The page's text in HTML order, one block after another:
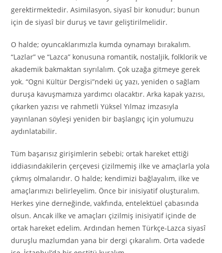
gerektirmektedir. Asimilasyon, siyasî bir konudur; bunun
için de siyasî bir duruş ve tavır geliştirilmelidir.
O halde; oyuncaklarımızla kumda oynamayı bırakalım.
“Lazlar” ve “Lazca” konusuna romantik, nostaljik, folklorik ve
akademik bakmaktan sıyrılalım. Çok uzağa gitmeye gerek
yok. “Ogni Kültür Dergisi”ndeki üç yazı, yeniden o sağlam
duruşa kavuşmamıza yardımcı olacaktır. Arka kapak yazısı,
çıkarken yazısı ve rahmetli Yüksel Yılmaz imzasıyla
yayınlanan söyleşi yeniden bir başlangıç için yolumuzu
aydınlatabilir.
Tüm başarısız girişimlerin sebebi; ortak hareket ettiği
iddiasındakilerin çerçevesi çizilmemiş ilke ve amaçlarla yola
çıkmış olmalarıdır. O halde; kendimizi bağlayalım, ilke ve
amaçlarımızı belirleyelim. Önce bir inisiyatif oluşturalım.
Herkes yine derneğinde, vakfında, entelektüel çabasında
olsun. Ancak ilke ve amaçları çizilmiş inisiyatif içinde de
ortak hareket edelim. Ardından hemen Türkçe-Lazca siyasî
duruşlu mazlumdan yana bir dergi çıkaralım. Orta vadede